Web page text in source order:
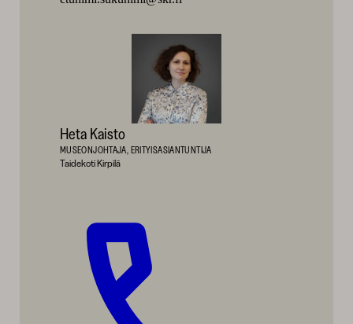
Heta Kaisto
MUSEONJOHTAJA, ERITYISASIANTUNTIJA
Taidekoti Kirpilä